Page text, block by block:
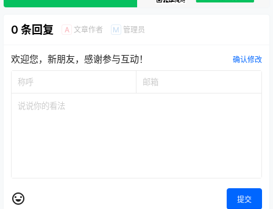
0 条回复 A 文章作者 M 管理员
欢迎您，新朋友，感谢参与互动！ 确认修改
提交